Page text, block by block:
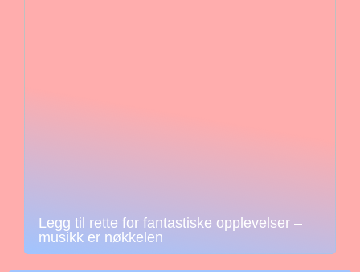
Legg til rette for fantastiske opplevelser –
musikk er nøkkelen